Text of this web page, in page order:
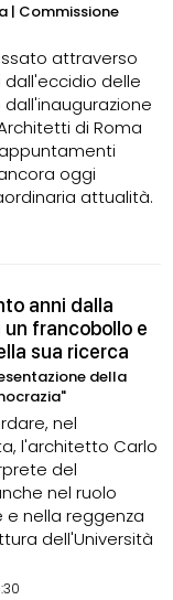
| Commissione
attraverso
dall'eccidio delle
di Roma
oggi
attualità.
anni dalla
francobollo e
sua ricerca
della
nel
l'architetto Carlo
del
nel ruolo
e nella reggenza
dell'Università